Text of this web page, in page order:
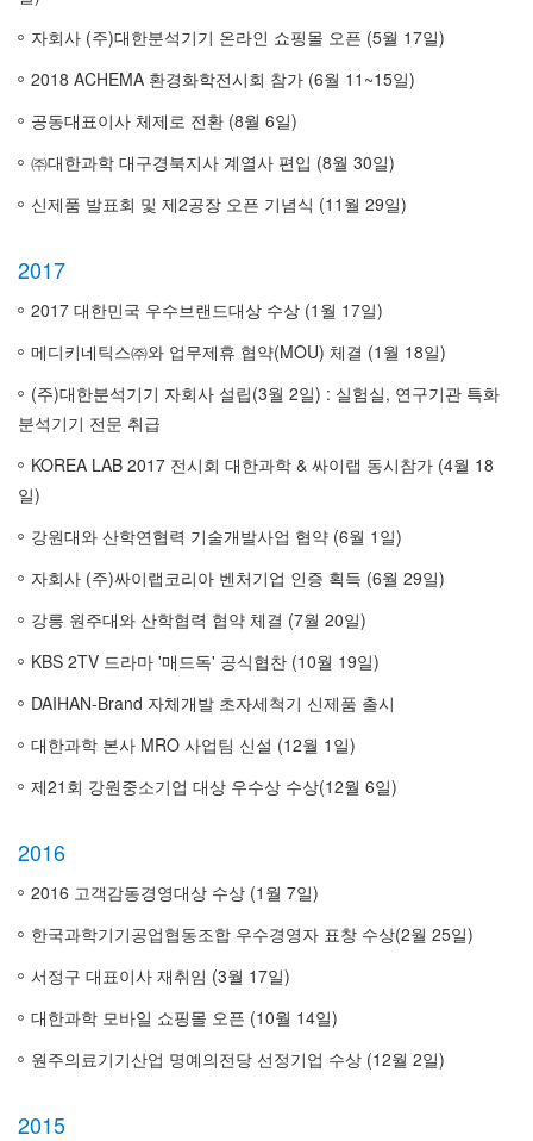
자회사 (주)대한분석기기 온라인 쇼핑몰 오픈 (5월 17일)
2018 ACHEMA 환경화학전시회 참가 (6월 11~15일)
공동대표이사 체제로 전환 (8월 6일)
㈜대한과학 대구경북지사 계열사 편입 (8월 30일)
신제품 발표회 및 제2공장 오픈 기념식 (11월 29일)
2017
2017 대한민국 우수브랜드대상 수상 (1월 17일)
메디키네틱스㈜와 업무제휴 협약(MOU) 체결 (1월 18일)
(주)대한분석기기 자회사 설립(3월 2일) : 실험실, 연구기관 특화
분석기기 전문 취급
KOREA LAB 2017 전시회 대한과학 & 싸이랩 동시참가 (4월 18
일)
강원대와 산학연협력 기술개발사업 협약 (6월 1일)
자회사 (주)싸이랩코리아 벤처기업 인증 획득 (6월 29일)
강릉 원주대와 산학협력 협약 체결 (7월 20일)
KBS 2TV 드라마 '매드독' 공식협찬 (10월 19일)
DAIHAN-Brand 자체개발 초자세척기 신제품 출시
대한과학 본사 MRO 사업팀 신설 (12월 1일)
제21회 강원중소기업 대상 우수상 수상(12월 6일)
2016
2016 고객감동경영대상 수상 (1월 7일)
한국과학기기공업협동조합 우수경영자 표창 수상(2월 25일)
서정구 대표이사 재취임 (3월 17일)
대한과학 모바일 쇼핑몰 오픈 (10월 14일)
원주의료기기산업 명예의전당 선정기업 수상 (12월 2일)
2015